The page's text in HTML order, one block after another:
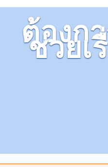
ต้องก
ช่วยเ